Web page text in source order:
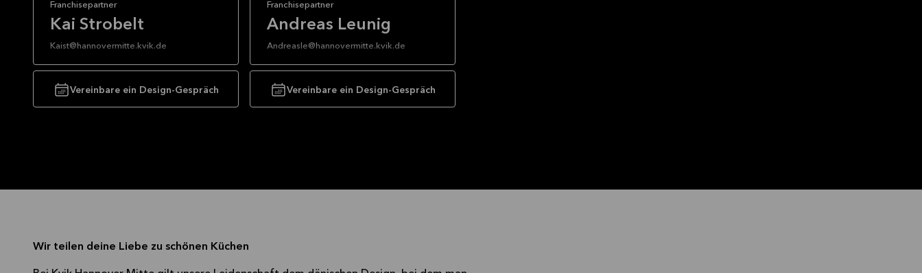
Franchisepartner
Kai Strobelt
Kaist@hannovermitte.kvik.de
Herzlich Willkommen bei kvik in
Hannover!
und Spaß ab Deinem ersten Schritt durch
Vereinbare ein Design-Gespräch
Franchisepartner
Andreas Leunig
Andreasle@hannovermitte.kvik.de
Hej, ich bin Andreas!
Einfach GUT, denn weniger ist mehr,
… sind meine Gedanken zum Konzept von
Vereinbare ein Design-Gespräch
Wir teilen deine Liebe zu schönen Küchen